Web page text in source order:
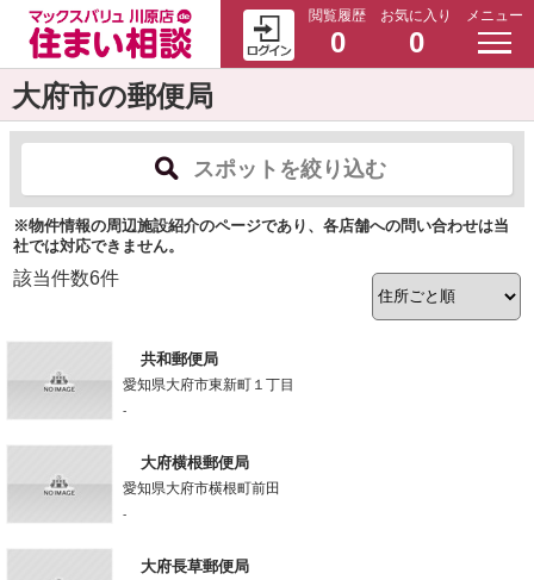
閲覧履歴
0
お気に入り
0
メニュー
大府市の郵便局
スポットを絞り込む
※物件情報の周辺施設紹介のページであり、各店舗への問い合わせは当
社では対応できません。
該当件数6件
共和郵便局
愛知県大府市東新町１丁目
-
大府横根郵便局
愛知県大府市横根町前田
-
大府長草郵便局